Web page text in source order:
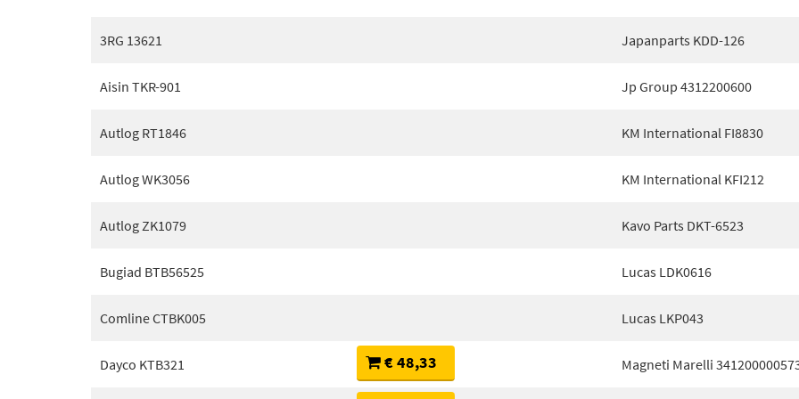
3RG 13621
Aisin TKR-901
Autlog RT1846
Autlog WK3056
Autlog ZK1079
Bugiad BTB56525
Comline CTBK005
Dayco KTB321 € 48,33
Japanparts KDD-126
Jp Group 4312200600
KM International FI8830
KM International KFI212
Kavo Parts DKT-6523
Lucas LDK0616
Lucas LKP043
Magneti Marelli